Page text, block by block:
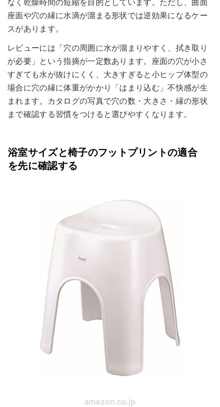
なく乾燥時間の短縮を目的としています。ただし、曲面
座面や穴の縁に水滴が溜まる形状では逆効果になるケー
スがあります。
レビューには「穴の周囲に水が溜まりやすく、拭き取り
が必要」という指摘が一定数あります。座面の穴が小さ
すぎても水が抜けにくく、大きすぎると小ヒップ体型の
場合に穴の縁に体重がかかり「はまり込む」不快感が生
まれます。カタログの写真で穴の数・大きさ・縁の形状
まで確認する習慣をつけると選びやすくなります。
浴室サイズと椅子のフットプリントの適合
を先に確認する
amazon.co.jp